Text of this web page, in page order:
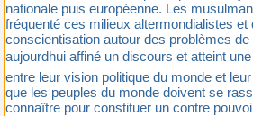
nationale puis européenne. Les
fréquenté ces milieux altermondialistes et
conscientisation autour des problèmes
aujourdhui affiné un discours et atteint
entre leur vision politique du monde et
que les peuples du monde doivent se
connaître pour constituer un contre